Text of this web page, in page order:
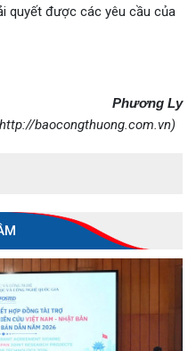
quyết được các yêu cầu của
Phương Ly
baocongthuong.com.vn)